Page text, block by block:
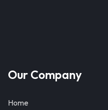
Our Company
Home